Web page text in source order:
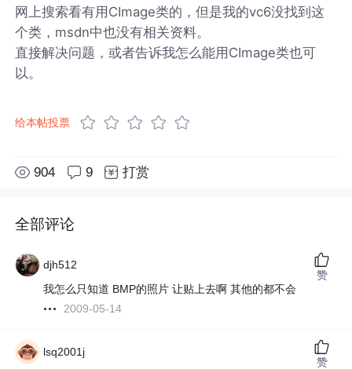
网上搜索看有用CImage类的，但是我的vc6没找到这
个类，msdn中也没有相关资料。
直接解决问题，或者告诉我怎么能用CImage类也可
以。
给本帖投票
904 9 打赏
全部评论
djh512
我怎么只知道 BMP的照片 让贴上去啊 其他的都不会
2009-05-14
赞
lsq2001j
赞